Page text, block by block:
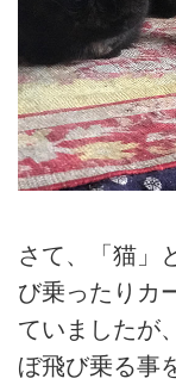
さて、「猫」
び乗ったりカ
ていましたが
ぼ飛び乗る事